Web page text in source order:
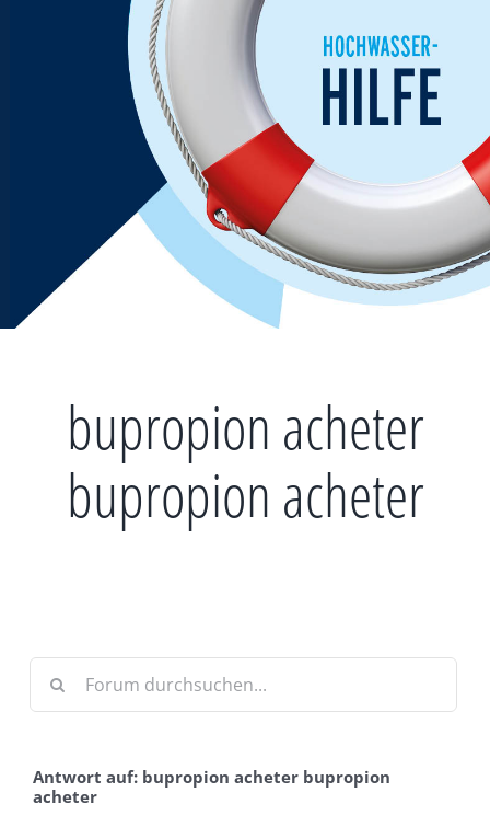
bupropion acheter
bupropion acheter
Antwort auf: bupropion acheter bupropion
acheter